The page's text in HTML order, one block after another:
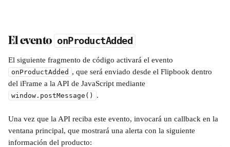
El evento onProductAdded
El siguiente fragmento de código activará el evento
onProductAdded , que será enviado desde el Flipbook dentro
del iFrame a la API de JavaScript mediante
window.postMessage() .
Una vez que la API reciba este evento, invocará un callback en la
ventana principal, que mostrará una alerta con la siguiente
información del producto: